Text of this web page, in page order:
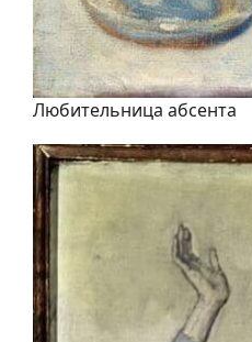
Любительница абсента